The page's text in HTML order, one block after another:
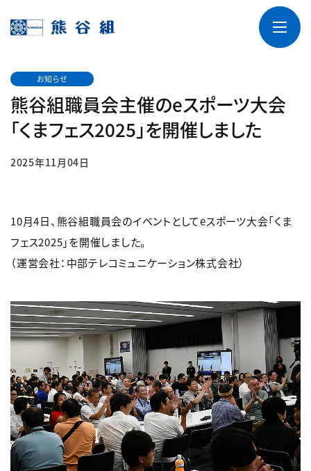
お知らせ
熊谷組職員会主催のeスポーツ大会
「くまフェス2025」を開催しました
2025年11月04日
10月4日、熊谷組職員会のイベントとしてeスポーツ大会「くま
フェス2025」を開催しました。
（運営会社：中部テレコミュニケーション株式会社）